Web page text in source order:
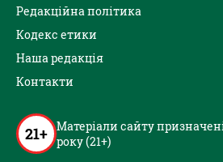
Редакційна політика
Кодекс етики
Наша редакція
Контакти
21+ Матеріали сайту
року (21+)